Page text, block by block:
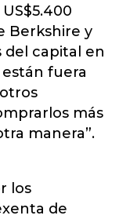
Berkshire y
del capital en
fuera
más
manera”.
los
de